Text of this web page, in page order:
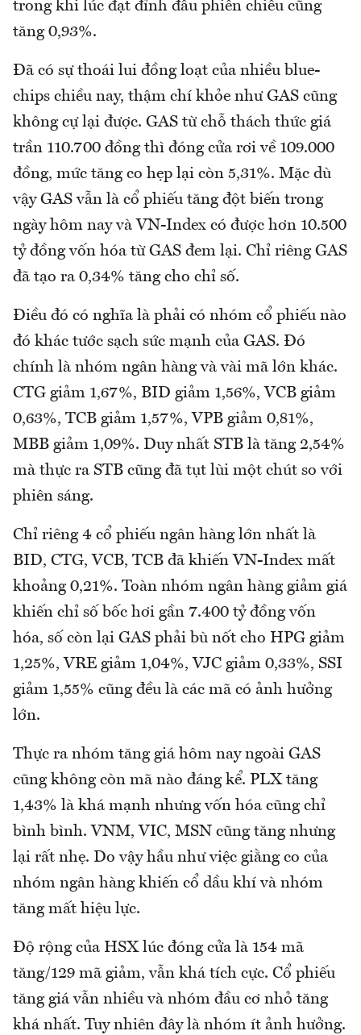
trong khi lúc đạt đỉnh đầu phiên chiều cũng
tăng 0,93%.
Đã có sự thoái lui đồng loạt của nhiều blue-
chips chiều nay, thậm chí khỏe như GAS cũng
không cự lại được. GAS từ chỗ thách thức giá
trần 110.700 đồng thì đóng cửa rơi về 109.000
đồng, mức tăng co hẹp lại còn 5,31%. Mặc dù
vậy GAS vẫn là cổ phiếu tăng đột biến trong
ngày hôm nay và VN-Index có được hơn 10.500
tỷ đồng vốn hóa từ GAS đem lại. Chỉ riêng GAS
đã tạo ra 0,34% tăng cho chỉ số.
Điều đó có nghĩa là phải có nhóm cổ phiếu nào
đó khác tước sạch sức mạnh của GAS. Đó
chính là nhóm ngân hàng và vài mã lớn khác.
CTG giảm 1,67%, BID giảm 1,56%, VCB giảm
0,63%, TCB giảm 1,57%, VPB giảm 0,81%,
MBB giảm 1,09%. Duy nhất STB là tăng 2,54%
mà thực ra STB cũng đã tụt lùi một chút so với
phiên sáng.
Chỉ riêng 4 cổ phiếu ngân hàng lớn nhất là
BID, CTG, VCB, TCB đã khiến VN-Index mất
khoảng 0,21%. Toàn nhóm ngân hàng giảm giá
khiến chỉ số bốc hơi gần 7.400 tỷ đồng vốn
hóa, số còn lại GAS phải bù nốt cho HPG giảm
1,25%, VRE giảm 1,04%, VJC giảm 0,33%, SSI
giảm 1,55% cũng đều là các mã có ảnh hưởng
lớn.
Thực ra nhóm tăng giá hôm nay ngoài GAS
cũng không còn mã nào đáng kể. PLX tăng
1,43% là khá mạnh nhưng vốn hóa cũng chỉ
bình bình. VNM, VIC, MSN cũng tăng nhưng
lại rất nhẹ. Do vậy hầu như việc giằng co của
nhóm ngân hàng khiến cổ dầu khí và nhóm
tăng mất hiệu lực.
Độ rộng của HSX lúc đóng cửa là 154 mã
tăng/129 mã giảm, vẫn khá tích cực. Cổ phiếu
tăng giá vẫn nhiều và nhóm đầu cơ nhỏ tăng
khá nhất. Tuy nhiên đây là nhóm ít ảnh hưởng.